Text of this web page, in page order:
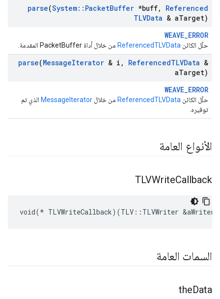
parse(System:: PacketBuffer *buff,
Referenced
TLVData & aTarget)
WEAVE_ERROR
حلّل الكائن ReferencedTLVData من خلال أداة PacketBuffer المقدمة.
parse(MessageIterator & i , ReferencedTLVData &
aTarget)
WEAVE_ERROR
حلّل الكائن ReferencedTLVData من خلال MessageIterator الذي تم
توفيره.
الأنواع العامة
TLVWriteCallback
void(* TLVWriteCallback)(TLV::TLVWriter
السمات العامة
theData